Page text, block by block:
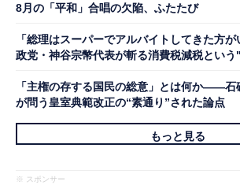
8月の「平和」合唱の欠陥、ふたたび
「総理はスーパーでアルバイトしてきた方
政党・神谷宗幣代表が斬る消費税減税とい
「主権の存する国民の総意」とは何か――石
が問う皇室典範改正の“素通り”された論点
もっと見る
※ スポンサー